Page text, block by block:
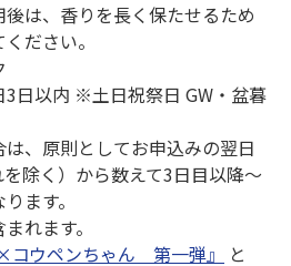
は、香りを長く保たせるため
ださい。
日以内 ※土日祝祭日 GW・盆暮
、原則としてお申込みの翌日
を除く）から数えて3日目以降～
ます。
れます。
コウペンちゃん 第一弾』
と